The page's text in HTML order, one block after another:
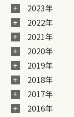
2023年
2022年
2021年
2020年
2019年
2018年
2017年
2016年